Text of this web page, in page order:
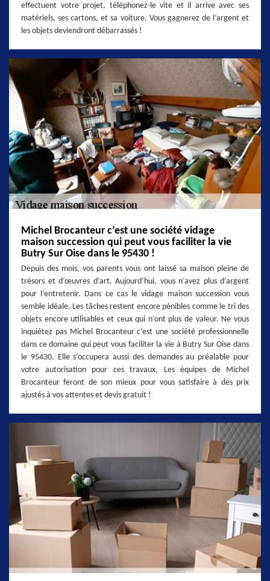
effectuent votre projet, téléphonez-le vite et il arrive avec ses
matériels, ses cartons, et sa voiture. Vous gagnerez de l’argent et
les objets deviendront débarrassés !
Michel Brocanteur c’est une société vidage
maison succession qui peut vous faciliter la vie
Butry Sur Oise dans le 95430 !
Depuis des mois, vos parents vous ont laissé sa maison pleine de
trésors et d’œuvres d’art. Aujourd’hui, vous n’avez plus d’argent
pour l’entretenir. Dans ce cas le vidage maison succession vous
semble idéale. Les tâches restent encore pénibles comme le tri des
objets encore utilisables et ceux qui n’ont plus de valeur. Ne vous
inquiétez pas Michel Brocanteur c’est une société professionnelle
dans ce domaine qui peut vous faciliter la vie à Butry Sur Oise dans
le 95430. Elle s’occupera aussi des demandes au préalable pour
votre autorisation pour ces travaux. Les équipes de Michel
Brocanteur feront de son mieux pour vous satisfaire à des prix
ajustés à vos attentes et devis gratuit !